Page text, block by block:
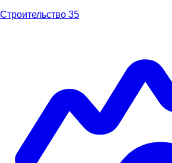
Строительство 35